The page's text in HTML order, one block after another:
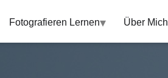
Fotografieren Lernen▾ Über Mich